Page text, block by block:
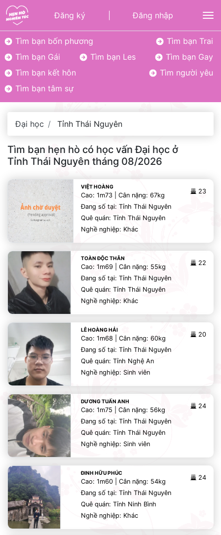
Đăng ký Đăng nhập
Tìm bạn bốn phương
Tìm bạn Trai
Tìm bạn Gái
Tìm bạn Les
Tìm bạn Gay
Tìm bạn kết hôn
Tìm người yêu
Tìm bạn tâm sự
Đại học Tỉnh Thái Nguyên
Tìm bạn hẹn hò có học vấn Đại học ở
Tỉnh Thái Nguyên tháng 08/2026
VIỆT HOÀNG
23
Cao: 1m73 | Cân nặng: 67kg
Đang số tại: Tỉnh Thái Nguyên
Quê quán: Tỉnh Thái Nguyên
Nghề nghiệp: Khác
TOÀN ĐỘC THÂN
22
Cao: 1m69 | Cân nặng: 55kg
Đang số tại: Tỉnh Thái Nguyên
Quê quán: Tỉnh Thái Nguyên
Nghề nghiệp: Khác
LÊ HOÀNG HẢI
20
Cao: 1m68 | Cân nặng: 60kg
Đang số tại: Tỉnh Thái Nguyên
Quê quán: Tỉnh Nghệ An
Nghề nghiệp: Sinh viên
DƯƠNG TUẤN ANH
24
Cao: 1m75 | Cân nặng: 56kg
Đang số tại: Tỉnh Thái Nguyên
Quê quán: Tỉnh Thái Nguyên
Nghề nghiệp: Sinh viên
ĐINH HỮU PHÚC
24
Cao: 1m60 | Cân nặng: 54kg
Đang số tại: Tỉnh Thái Nguyên
Quê quán: Tỉnh Ninh Bình
Nghề nghiệp: Khác